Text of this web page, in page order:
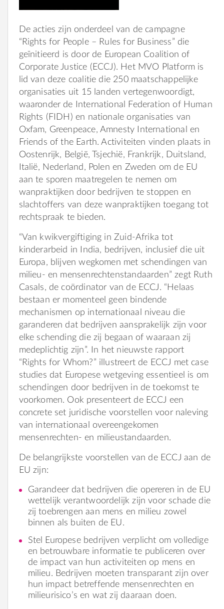
De acties zijn onderdeel van de campagne
“Rights for People – Rules for Business” die
geïnitieerd is door de European Coalition of
Corporate Justice (ECCJ). Het MVO Platform is
lid van deze coalitie die 250 maatschappelijke
organisaties uit 15 landen vertegenwoordigt,
waaronder de International Federation of Human
Rights (FIDH) en nationale organisaties van
Oxfam, Greenpeace, Amnesty International en
Friends of the Earth. Activiteiten vinden plaats in
Oostenrijk, België, Tsjechië, Frankrijk, Duitsland,
Italië, Nederland, Polen en Zweden om de EU
aan te sporen maatregelen te nemen om
wanpraktijken door bedrijven te stoppen en
slachtoffers van deze wanpraktijken toegang tot
rechtspraak te bieden.
“Van kwikvergiftiging in Zuid-Afrika tot
kinderarbeid in India, bedrijven, inclusief die uit
Europa, blijven wegkomen met schendingen van
milieu- en mensenrechtenstandaarden” zegt Ruth
Casals, de coördinator van de ECCJ. “Helaas
bestaan er momenteel geen bindende
mechanismen op internationaal niveau die
garanderen dat bedrijven aansprakelijk zijn voor
elke schending die zij begaan of waaraan zij
medeplichtig zijn”. In het nieuwste rapport
“Rights for Whom?” illustreert de ECCJ met case
studies dat Europese wetgeving essentieel is om
schendingen door bedrijven in de toekomst te
voorkomen. Ook presenteert de ECCJ een
concrete set juridische voorstellen voor naleving
van internationaal overeengekomen
mensenrechten- en milieustandaarden.
De belangrijkste voorstellen van de ECCJ aan de
EU zijn:
Garandeer dat bedrijven die opereren in de EU
wettelijk verantwoordelijk zijn voor schade die
zij toebrengen aan mens en milieu zowel
binnen als buiten de EU.
Stel Europese bedrijven verplicht om volledige
en betrouwbare informatie te publiceren over
de impact van hun activiteiten op mens en
milieu. Bedrijven moeten transparant zijn over
hun impact betreffende mensenrechten en
milieurisico’s en wat zij daaraan doen.